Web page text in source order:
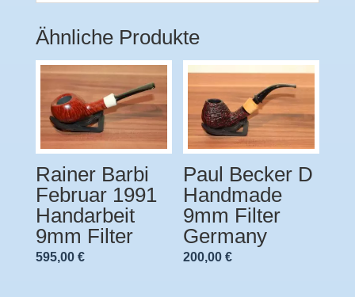
Ähnliche Produkte
Rainer Barbi
Februar 1991
Handarbeit
9mm Filter
595,00 €
Paul Becker D
Handmade
9mm Filter
Germany
200,00€